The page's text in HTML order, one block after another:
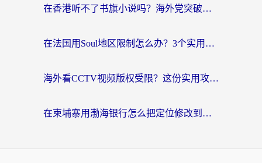
在香港听不了书旗小说吗？海外党突破内容限制的实用指南
在法国用Soul地区限制怎么办？3个实用技巧帮你轻松解决（附德国场景方案）
海外看CCTV视频版权受限？这份实用攻略帮你解锁国内影视+解决足球直播&政务APP难题
在柬埔寨用渤海银行怎么把定位修改到中国国内？3招解决海外生活的“数字乡愁”